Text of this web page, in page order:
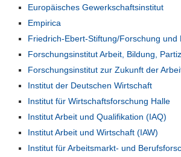
Europäisches Gewerkschaftsinstitut
Empirica
Friedrich-Ebert-Stiftung/Forschung und
Forschungsinstitut Arbeit, Bildung,
Forschungsinstitut zur Zukunft der
Institut der Deutschen Wirtschaft
Institut für Wirtschaftsforschung Halle
Institut Arbeit und Qualifikation (IAQ)
Institut Arbeit und Wirtschaft (IAW)
Institut für Arbeitsmarkt- und